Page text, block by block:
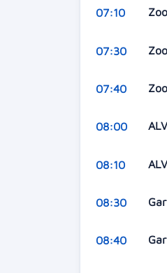
07:10
07:30
07:40
08:00
08:10
08:30
08:40